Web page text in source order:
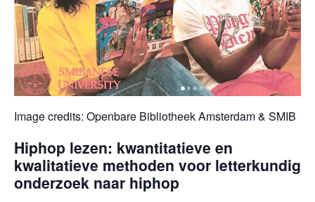
Image credits: Openbare Bibliotheek Amsterdam & SMIB
Hiphop lezen: kwantitatieve en
kwalitatieve methoden voor letterkundig
onderzoek naar hiphop